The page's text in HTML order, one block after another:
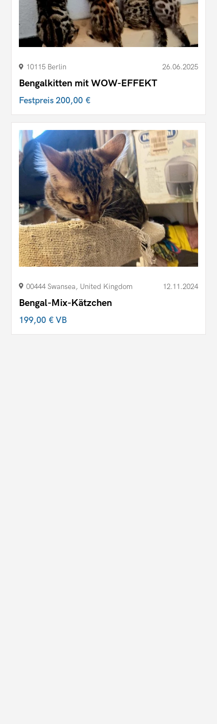
10115 Berlin 26.06.2025
Bengalkitten mit WOW-EFFEKT
Festpreis200,00 €
00444 Swansea, United Kingdom 12.11.2024
Bengal-Mix-Kätzchen
199,00 €VB